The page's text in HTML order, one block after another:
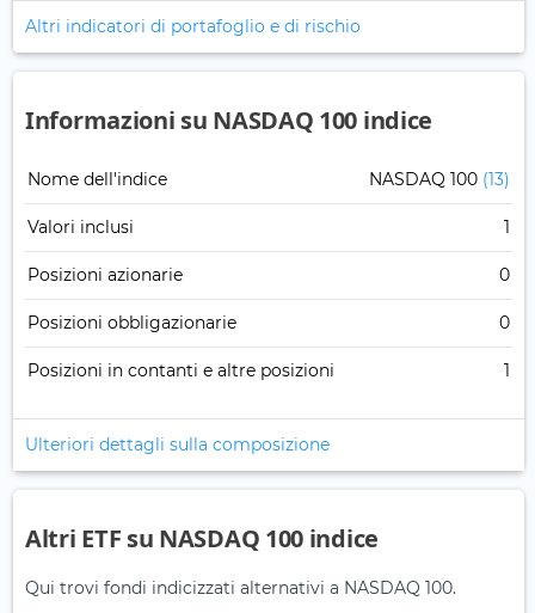
Altri indicatori di portafoglio e di rischio
Informazioni su NASDAQ 100 indice
Nome dell'indice NASDAQ 100 (13)
Valori inclusi 1
Posizioni azionarie 0
Posizioni obbligazionarie 0
Posizioni in contanti e altre posizioni 1
Ulteriori dettagli sulla composizione
Altri ETF su NASDAQ 100 indice
Qui trovi fondi indicizzati alternativi a NASDAQ 100.